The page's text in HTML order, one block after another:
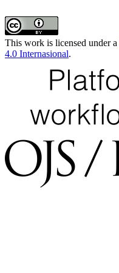
This work is licensed under a
4.0 Internasional.